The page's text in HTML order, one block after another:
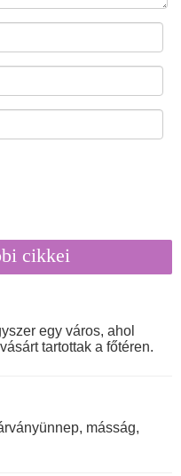
cikkei
egy város, ahol
tartottak a főtéren.
másság,